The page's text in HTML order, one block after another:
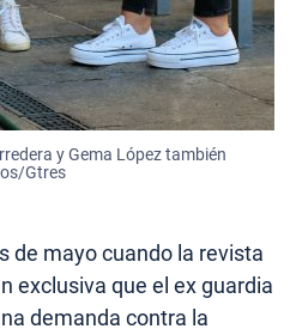
y Gema López también
Gtres
de mayo cuando la revista
exclusiva que el ex guardia
demanda contra la